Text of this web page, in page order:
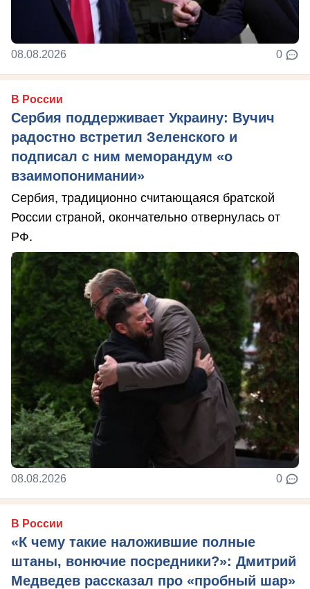
08.08.2026 0
В России
Сербия поддерживает Украину: Вучич
радостно встретил Зеленского и
подписал с ним меморандум «о
взаимопонимании»
Сербия, традиционно считающаяся братской
России страной, окончательно отвернулась от
РФ.
08.08.2026 0
В России
«К чему такие наложившие полные
штаны, вонючие посредники?»: Дмитрий
Медведев рассказал про «пробный шар»